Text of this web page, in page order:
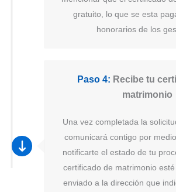
gratuito, lo que se esta
honorarios de los
Paso 4: Recibe tu
matrimonio
Una vez completada la
comunicará contigo por
notificarte el estado de tu
certificado de matrimonio
enviado a la dirección que